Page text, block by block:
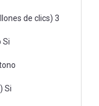
de clics) 3
Si
Si